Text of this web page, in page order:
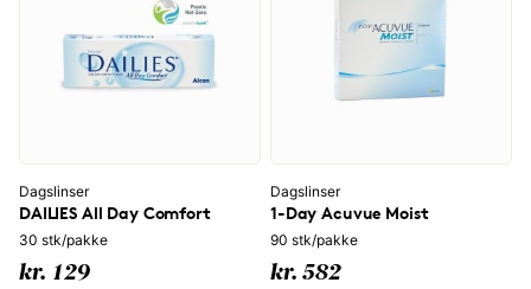
Dagslinser
DAILIES All Day Comfort
30 stk/pakke
kr. 129
Dagslinser
1-Day Acuvue Moist
90 stk/pakke
kr. 582